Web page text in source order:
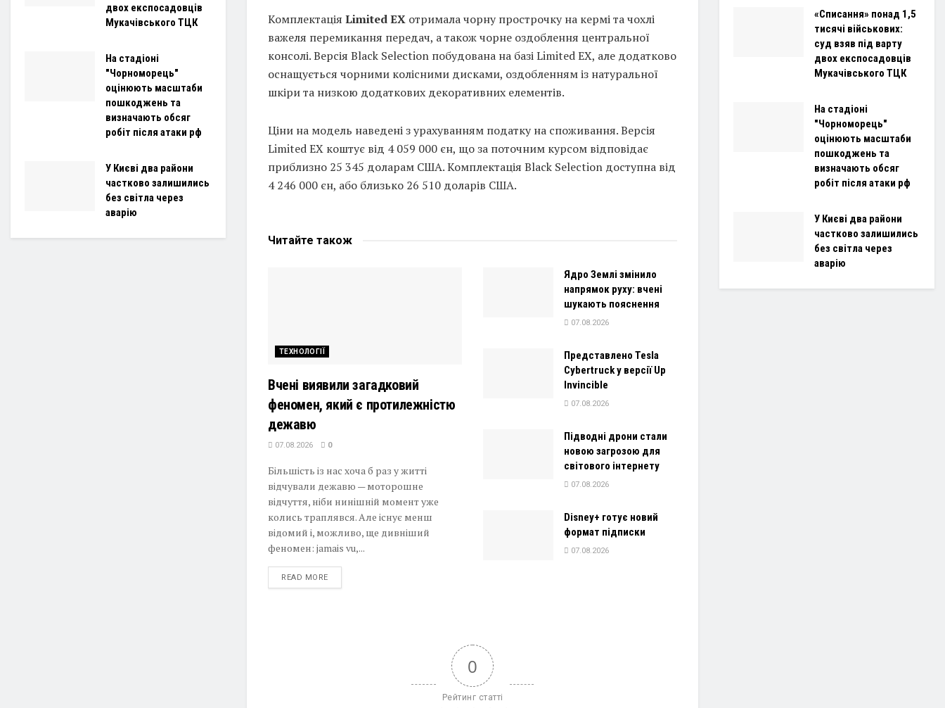
Комплектація Limited EX отримала чорну прострочку на кермі та чохлі
важеля перемикання передач, а також чорне оздоблення центральної
консолі. Версія Black Selection побудована на базі Limited EX, але додатково
оснащується чорними колісними дисками, оздобленням із натуральної
шкіри та низкою додаткових декоративних елементів.
Ціни на модель наведені з урахуванням податку на споживання. Версія
Limited EX коштує від 4 059 000 єн, що за поточним курсом відповідає
приблизно 25 345 доларам США. Комплектація Black Selection доступна від
4 246 000 єн, або близько 26 510 доларів США.
Читайте також
ТЕХНОЛОГІЇ
Вчені виявили загадковий
феномен, який є протилежністю
дежавю
07.08.2026 0
Більшість із нас хоча б раз у житті
відчували дежавю — моторошне
відчуття, ніби нинішній момент уже
колись траплявся. Але існує менш
відомий і, можливо, ще дивніший
феномен: jamais vu,...
READ MOREDETAILS
Ядро Землі змінило
напрямок руху: вчені
шукають пояснення
07.08.2026
Представлено Tesla
Cybertruck у версії Up
Invincible
07.08.2026
Підводні дрони стали
новою загрозою для
світового інтернету
07.08.2026
Disney+ готує новий
формат підписки
07.08.2026
0
Рейтинг статті
двох експосадовців
Мукачівського ТЦК
На стадіоні
"Чорноморець"
оцінюють масштаби
пошкоджень та
визначають обсяг
робіт після атаки рф
У Києві два райони
частково залишились
без світла через
аварію
«Списання» понад 1,5
тисячі військових:
суд взяв під варту
двох експосадовців
Мукачівського ТЦК
На стадіоні
"Чорноморець"
оцінюють масштаби
пошкоджень та
визначають обсяг
робіт після атаки рф
У Києві два райони
частково залишились
без світла через
аварію